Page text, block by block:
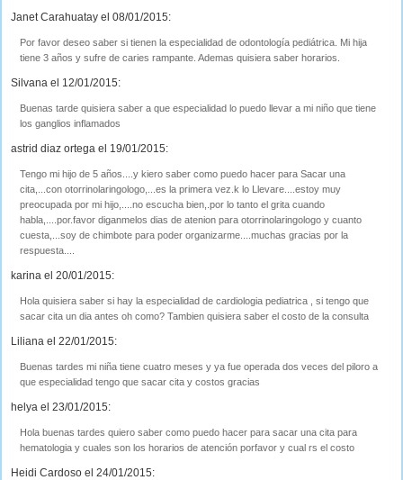
Janet Carahuatay el 08/01/2015:
Por favor deseo saber si tienen la especialidad de odontología pediátrica. Mi hija
tiene 3 años y sufre de caries rampante. Ademas quisiera saber horarios.
Silvana el 12/01/2015:
Buenas tarde quisiera saber a que especialidad lo puedo llevar a mi niño que tiene
los ganglios inflamados
astrid diaz ortega el 19/01/2015:
Tengo mi hijo de 5 años....y kiero saber como puedo hacer para Sacar una
cita,...con otorrinolaringologo,...es la primera vez.k lo Llevare....estoy muy
preocupada por mi hijo,....no escucha bien,.por lo tanto el grita cuando
habla,....por.favor diganmelos dias de atenion para otorrinolaringologo y cuanto
cuesta,...soy de chimbote para poder organizarme....muchas gracias por la
respuesta....
karina el 20/01/2015:
Hola quisiera saber si hay la especialidad de cardiologia pediatrica , si tengo que
sacar cita un dia antes oh como? Tambien quisiera saber el costo de la consulta
Liliana el 22/01/2015:
Buenas tardes mi niña tiene cuatro meses y ya fue operada dos veces del piloro a
que especialidad tengo que sacar cita y costos gracias
helya el 23/01/2015:
Hola buenas tardes quiero saber como puedo hacer para sacar una cita para
hematologia y cuales son los horarios de atención porfavor y cual rs el costo
Heidi Cardoso el 24/01/2015: